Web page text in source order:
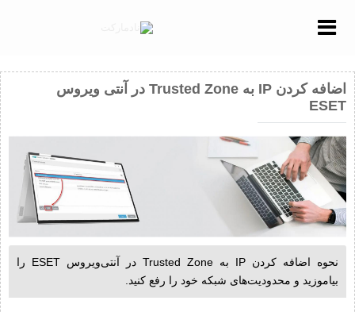
Menu
اضافه کردن IP به Trusted Zone در آنتی ویروس
ESET
نحوه اضافه کردن IP به Trusted Zone در آنتی‌ویروس ESET را
بیاموزید و محدودیت‌های شبکه خود را رفع کنید.